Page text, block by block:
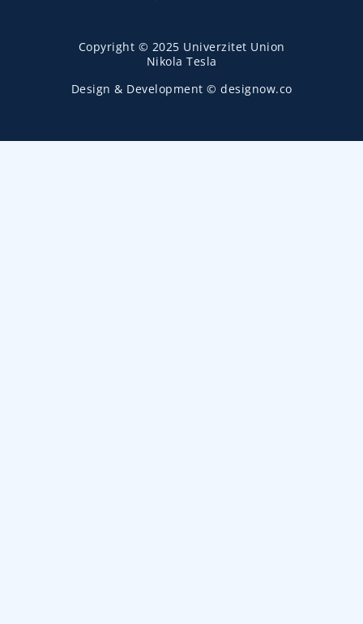
Copyright © 2025 Univerzitet Union
Nikola Tesla
Design & Development © designow.co